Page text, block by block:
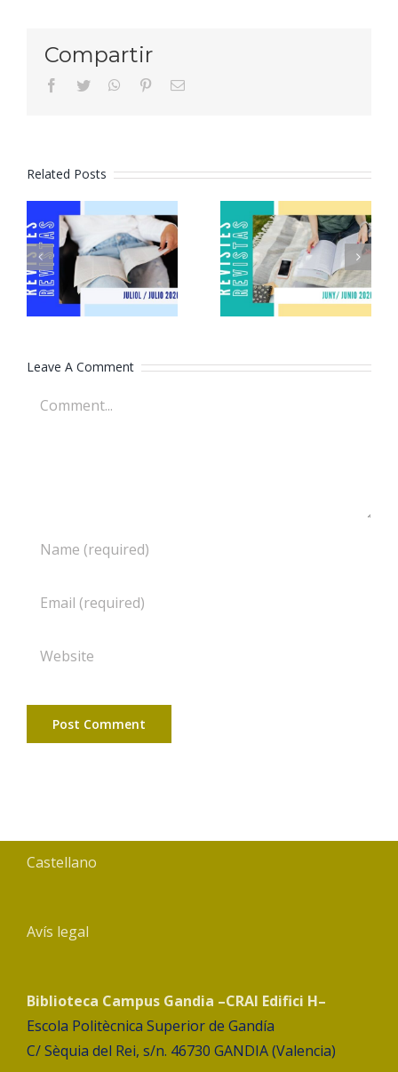
Compartir
facebooktwitter whatsapppinterestEmail
Related Posts
Revistes
juliol 2026
Revistes
juny 2026
Leave A Comment
Comment
Castellano
Avís legal
Biblioteca Campus Gandia –CRAI Edifici H–
Escola Politècnica Superior de Gandía
C/ Sèquia del Rei, s/n. 46730 GANDIA (Valencia)